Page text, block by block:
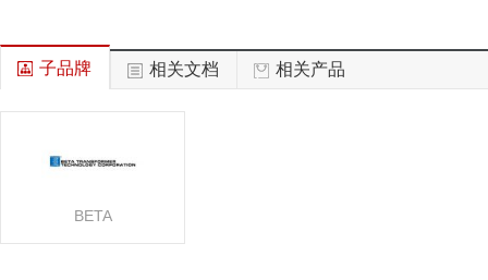
子品牌 相关文档 相关产品
BETA